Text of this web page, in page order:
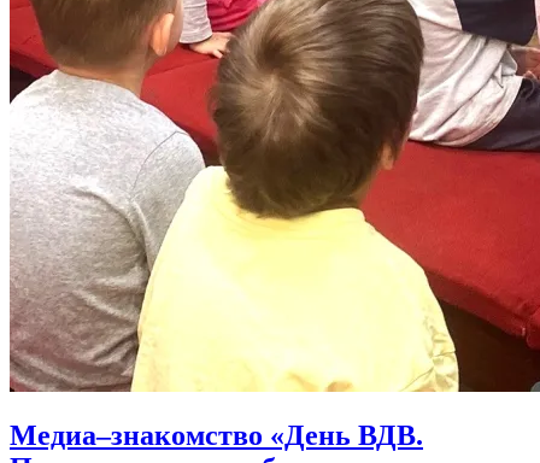
Медиа–знакомство «День ВДВ.